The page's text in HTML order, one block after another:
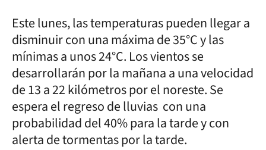
Este lunes, las temperaturas pueden llegar a
disminuir con una máxima de 35°C y las
mínimas a unos 24°C. Los vientos se
desarrollarán por la mañana a una velocidad
de 13 a 22 kilómetros por el noreste. Se
espera el regreso de lluvias con una
probabilidad del 40% para la tarde y con
alerta de tormentas por la tarde.